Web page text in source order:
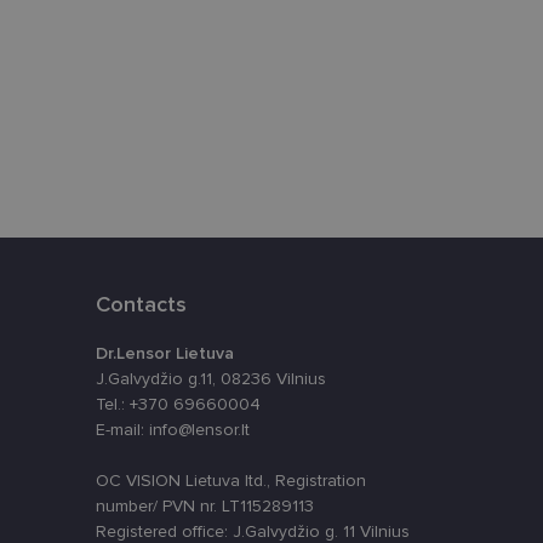
Contacts
Dr.Lensor Lietuva
J.Galvydžio g.11, 08236 Vilnius
Tel.: +370 69660004
E-mail: info@lensor.lt
OC VISION Lietuva ltd., Registration
number/ PVN nr. LT115289113
Registered office: J.Galvydžio g. 11 Vilnius
slapukų
slapukų